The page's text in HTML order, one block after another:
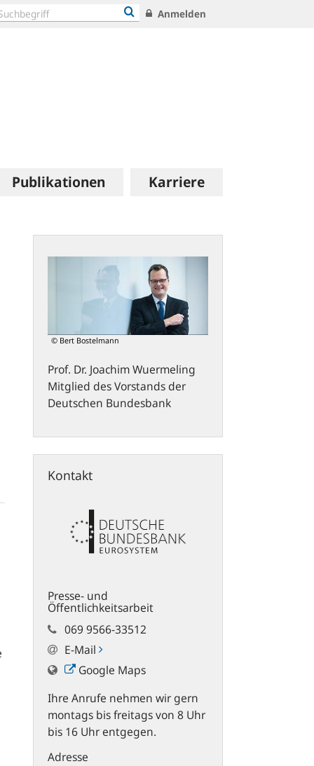
Anmelden
Publikationen Karriere
© Bert Bostelmann
Prof. Dr. JoachimWuermeling
Mitglied des Vorstands der
Deutschen Bundesbank
Kontakt
Presse- und
Öffentlichkeitsarbeit
069 9566-33512
E-Mail
Google Maps
Ihre Anrufe nehmen wir gern
montags bis freitags von 8 Uhr
bis 16 Uhr entgegen.
Adresse